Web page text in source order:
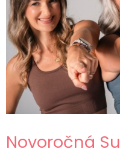
Novoročná